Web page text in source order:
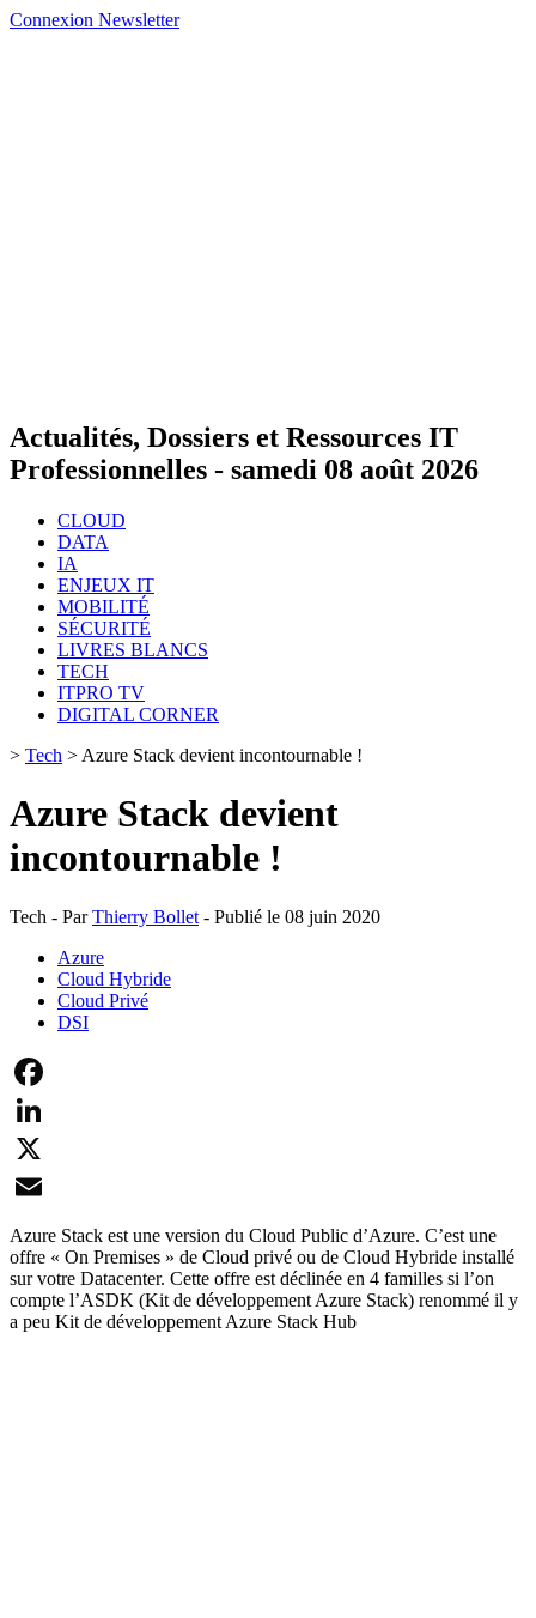
Connexion Newsletter
Actualités, Dossiers et Ressources IT
Professionnelles - samedi 08 août 2026
CLOUD
DATA
IA
ENJEUX IT
MOBILITÉ
SÉCURITÉ
LIVRES BLANCS
TECH
ITPRO TV
DIGITAL CORNER
> Tech > Azure Stack devient incontournable !
Azure Stack devient
incontournable !
Tech - ParThierry Bollet - Publié le 08 juin 2020
Azure
Cloud Hybride
Cloud Privé
DSI
Facebook
LinkedIn
X
Email
Azure Stack est une version du Cloud Public d’Azure. C’est une
offre « On Premises » de Cloud privé ou de Cloud Hybride installé
sur votre Datacenter. Cette offre est déclinée en 4 familles si l’on
compte l’ASDK (Kit de développement Azure Stack) renommé il y
a peu Kit de développement Azure Stack Hub